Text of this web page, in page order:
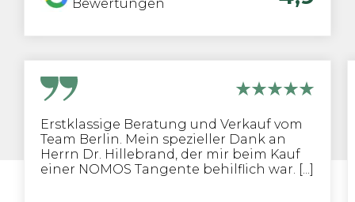
Bewertungen
Erstklassige Beratung und Verkauf vom
Team Berlin. Mein spezieller Dank an
Herrn Dr. Hillebrand, der mir beim Kauf
einer NOMOS Tangente behilflich war. [...]